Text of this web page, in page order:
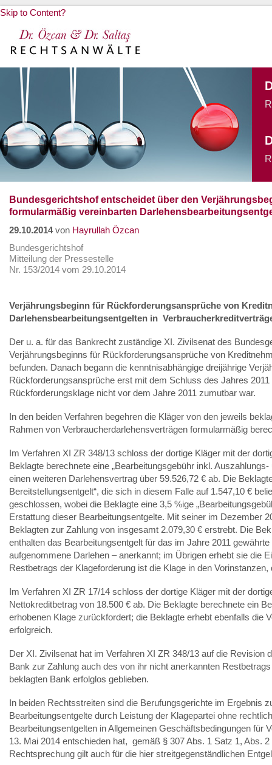
Skip to Content?
Bundesgerichtshof entscheidet über den
formularmäßig vereinbarten
29.10.2014von Hayrullah Özcan
Bundesgerichtshof
Mitteilung der Pressestelle
Nr. 153/2014 vom 29.10.2014
Verjährungsbeginn für Rückforderungsansprüche von
Darlehensbearbeitungsentgelten in
Der u. a. für das Bankrecht zuständige XI. Zivilsenat des
Verjährungsbeginns für Rückforderungsansprüche von
befunden. Danach begann die kenntnisabhängige dreijährige
Rückforderungsansprüche erst mit dem Schluss des Jahres
Rückforderungsklage nicht vor dem Jahre 2011 zumutbar war.
In den beiden Verfahren begehren die Kläger von den jeweils
Rahmen von Verbraucherdarlehensverträgen formularmäßig
Im Verfahren XI ZR 348/13 schloss der dortige Kläger mit der
Beklagte berechnete eine „Bearbeitungsgebühr inkl.
einen weiteren Darlehensvertrag über 59.526,72 € ab. Die
Bereitstellungsentgelt“, die sich in diesem Falle auf 1.547,10 €
geschlossen, wobei die Beklagte eine 3,5 %ige
Erstattung dieser Bearbeitungsentgelte. Mit seiner im Dezember
Beklagten zur Zahlung von insgesamt 2.079,30 € erstrebt. Die
enthalten das Bearbeitungsentgelt für das im Jahre 2011
aufgenommene Darlehen – anerkannt; im Übrigen erhebt sie die
Restbetrags der Klageforderung ist die Klage in den
Im Verfahren XI ZR 17/14 schloss der dortige Kläger mit der
Nettokreditbetrag von 18.500 € ab. Die Beklagte berechnete ein
erhobenen Klage zurückfordert; die Beklagte erhebt ebenfalls die
erfolgreich.
Der XI. Zivilsenat hat im Verfahren XI ZR 348/13 auf die
Bank zur Zahlung auch des von ihr nicht anerkannten
beklagten Bank erfolglos geblieben.
In beiden Rechtsstreiten sind die Berufungsgerichte im Ergebnis
Bearbeitungsentgelte durch Leistung der Klagepartei ohne
Bearbeitungsentgelten in Allgemeinen Geschäftsbedingungen
13. Mai 2014 entschieden hat, gemäß § 307 Abs. 1 Satz 1, Abs.
Rechtsprechung gilt auch für die hier streitgegenständlichen